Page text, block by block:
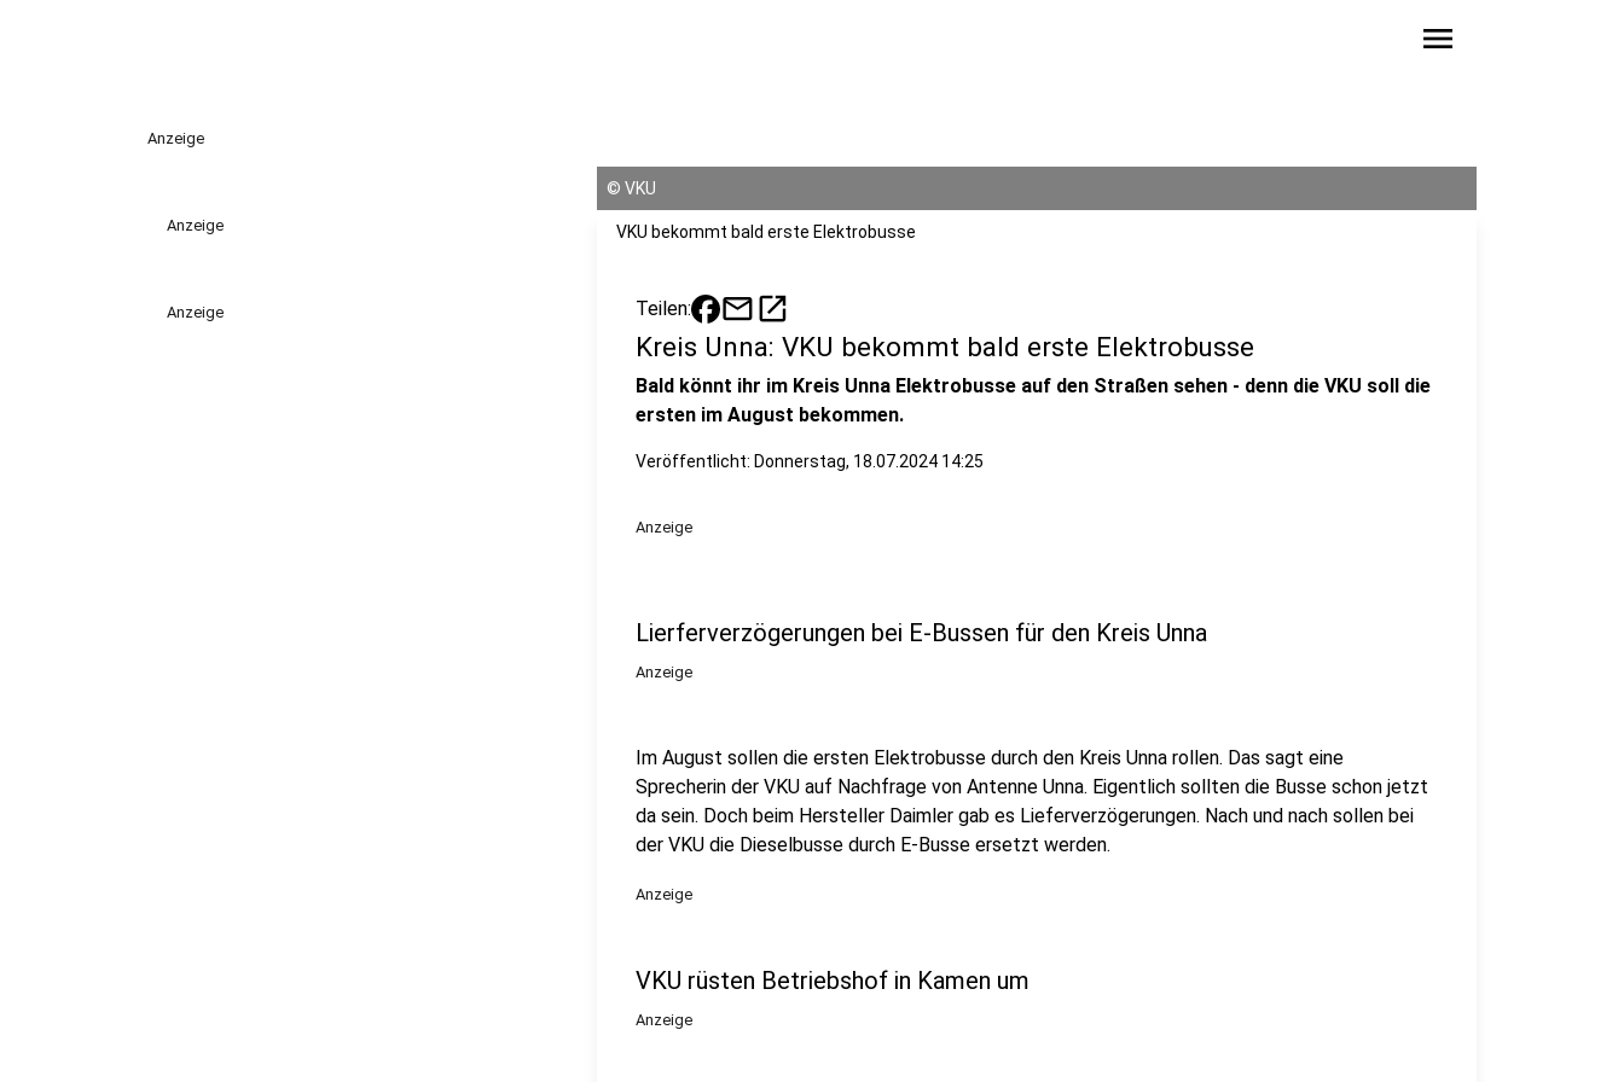
menu
Anzeige
Anzeige
Anzeige
© VKU
VKU bekommt bald erste Elektrobusse
Teilen: mailopen_in_new
Kreis Unna: VKU bekommt bald erste Elektrobusse
Bald könnt ihr im Kreis Unna Elektrobusse auf den Straßen sehen - denn die VKU soll die
ersten im August bekommen.
Veröffentlicht: Donnerstag, 18.07.2024 14:25
Anzeige
Lierferverzögerungen bei E-Bussen für den Kreis Unna
Anzeige
Im August sollen die ersten Elektrobusse durch den Kreis Unna rollen. Das sagt eine
Sprecherin der VKU auf Nachfrage von Antenne Unna. Eigentlich sollten die Busse schon jetzt
da sein. Doch beim Hersteller Daimler gab es Lieferverzögerungen. Nach und nach sollen bei
der VKU die Dieselbusse durch E-Busse ersetzt werden.
Anzeige
VKU rüsten Betriebshof in Kamen um
Anzeige